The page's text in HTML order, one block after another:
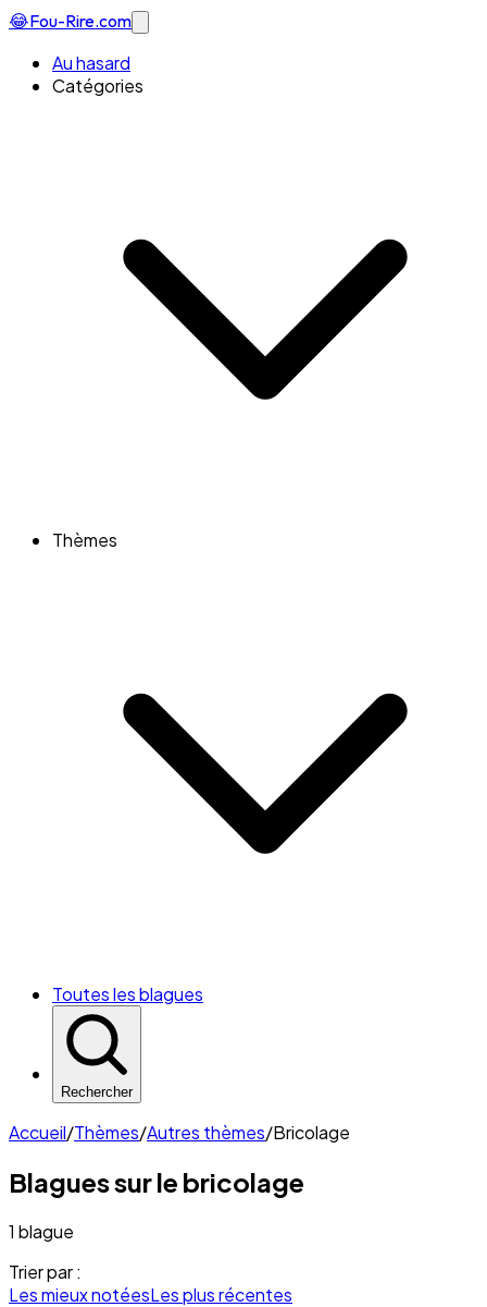
😂Fou-Rire.com
Au hasard
Catégories
Thèmes
Toutes les blagues
Rechercher
Accueil/Thèmes/Autres thèmes/Bricolage
Blagues sur le bricolage
1 blague
Trier par :
Les mieux notéesLes plus récentes